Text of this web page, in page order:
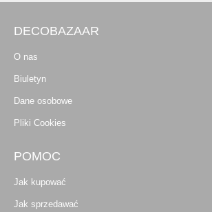
DECOBAZAAR
O nas
Biuletyn
Dane osobowe
Pliki Cookies
POMOC
Jak kupować
Jak sprzedawać